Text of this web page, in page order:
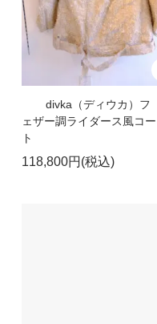
divka（ディウカ）フ
ェザー調ライダース風コー
ト
118,800円(税込)